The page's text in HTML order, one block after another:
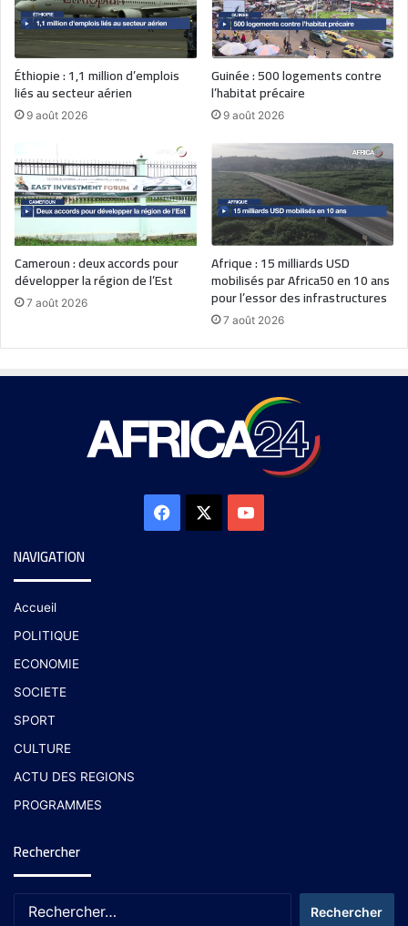
Éthiopie : 1,1 million d’emplois
liés au secteur aérien
9 août 2026
Guinée : 500 logements contre
l’habitat précaire
9 août 2026
Cameroun : deux accords pour
développer la région de l’Est
7 août 2026
Afrique : 15 milliards USD
mobilisés par Africa50 en 10 ans
pour l’essor des infrastructures
7 août 2026
NAVIGATION
Accueil
POLITIQUE
ECONOMIE
SOCIETE
SPORT
CULTURE
ACTU DES REGIONS
PROGRAMMES
Rechercher